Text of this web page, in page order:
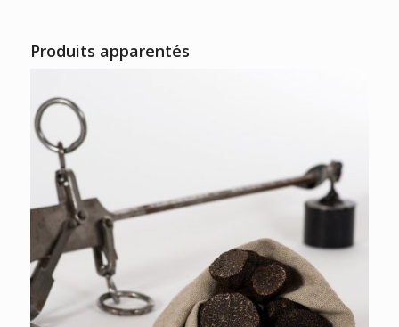
Produits apparentés